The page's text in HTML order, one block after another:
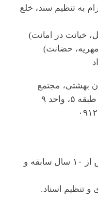
به تنظیم سند، خلع
خیانت در امانت)
حضانت)
بهشتی، مجتمع
وکیل پایه یک دادگستری، با بیش از ۱۰ سال سابقه و
تنظیم اسناد.